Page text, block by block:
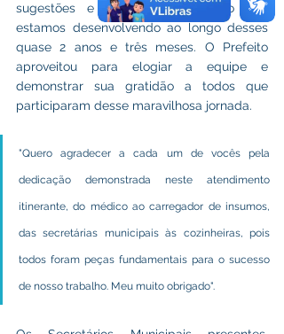
sugestões e elogios do trabalho que
estamos desenvolvendo ao longo desses
quase 2 anos e três meses. O Prefeito
aproveitou para elogiar a equipe e
demonstrar sua gratidão a todos que
participaram desse maravilhosa jornada.
"Quero agradecer a cada um de vocês pela
dedicação demonstrada neste atendimento
itinerante, do médico ao carregador de insumos,
das secretárias municipais às cozinheiras, pois
todos foram peças fundamentais para o sucesso
de nosso trabalho. Meu muito obrigado".